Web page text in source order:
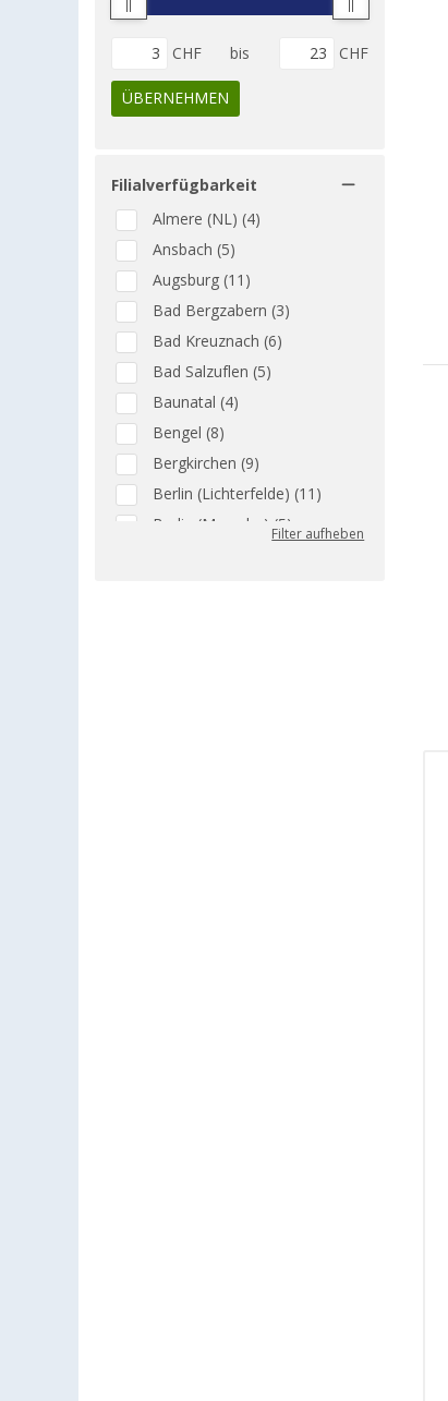
CHF bis CHF
ÜBERNEHMEN
Filialverfügbarkeit
Almere (NL) (4)
Ansbach (5)
Augsburg (11)
Bad Bergzabern (3)
Bad Kreuznach (6)
Bad Salzuflen (5)
Baunatal (4)
Bengel (8)
Bergkirchen (9)
Berlin (Lichterfelde) (11)
Berlin (Marzahn) (5)
Filter aufheben